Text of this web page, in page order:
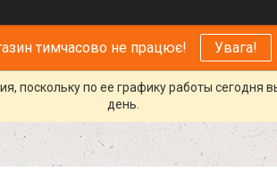
тимчасово не працює! Увага!
поскольку по ее графику работы
день.